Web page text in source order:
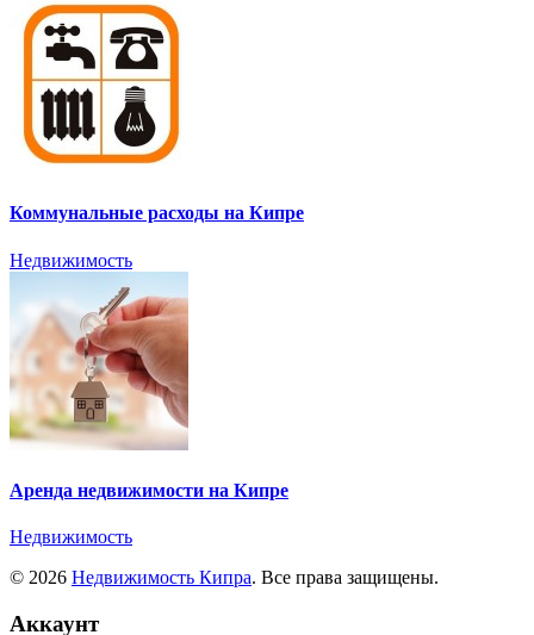
Коммунальные расходы на Кипре
Недвижимость
Аренда недвижимости на Кипре
Недвижимость
© 2026 Недвижимость Кипра. Все права защищены.
Аккаунт